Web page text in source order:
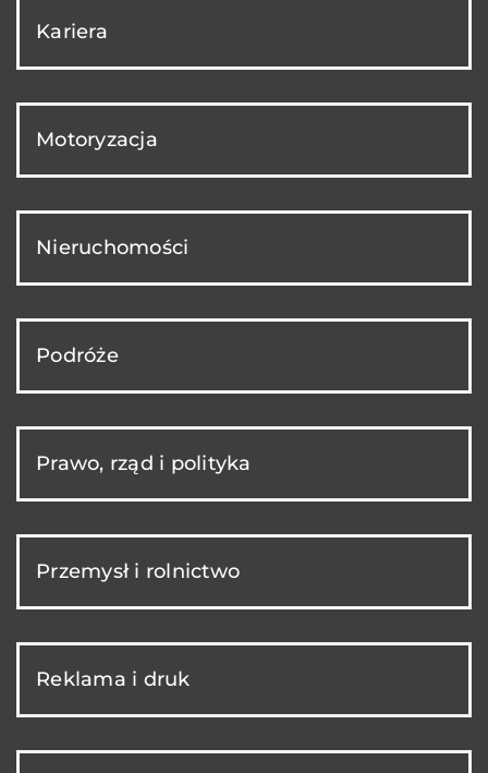
Kariera
Motoryzacja
Nieruchomości
Podróże
Prawo, rząd i polityka
Przemysł i rolnictwo
Reklama i druk